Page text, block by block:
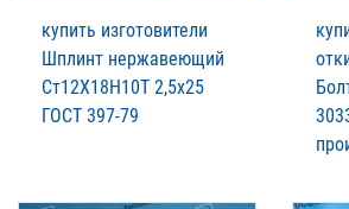
купить изготовители
Шплинт нержавеющий
Ст12Х18Н10Т 2,5х25
ГОСТ 397-79